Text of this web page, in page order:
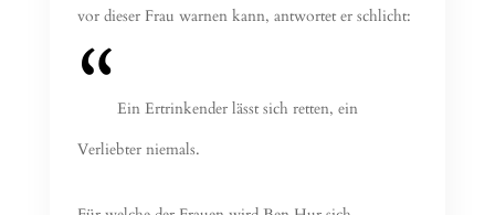
vor dieser Frau warnen kann, antwortet er schlicht:
Ein Ertrinkender lässt sich retten, ein
Verliebter niemals.